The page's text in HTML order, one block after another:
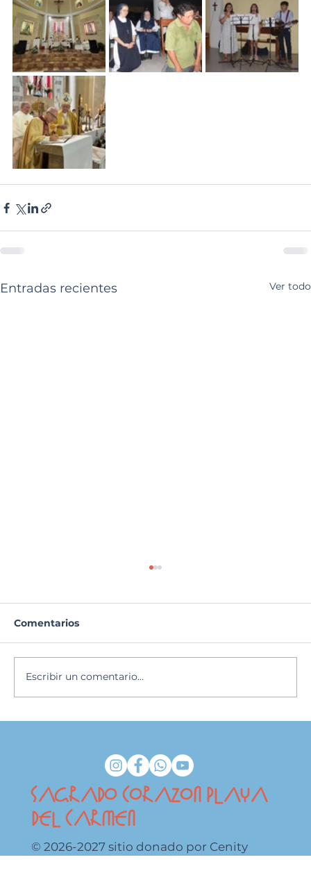
Entradas recientes Ver todo
Comentarios
Escribir un comentario...
SAGRADO CORAZON PLAYA
DEL CARMEN
© 2026-2027 sitio donado por Cenity